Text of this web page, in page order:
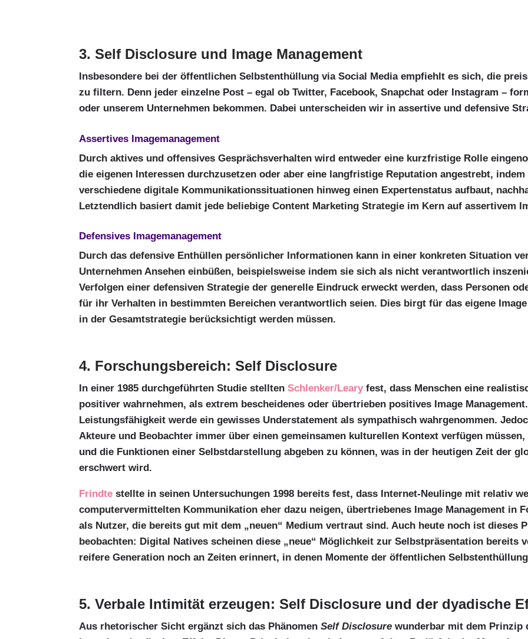
3. Self Disclosure und Image Management
Insbesondere bei der öffentlichen Selbstenthüllung via Social Media empfiehlt es sich, die
zu filtern. Denn jeder einzelne Post – egal ob Twitter, Facebook, Snapchat oder Instagram –
oder unserem Unternehmen bekommen. Dabei unterscheiden wir in assertive und defensive
Assertives Imagemanagement
Durch aktives und offensives Gesprächsverhalten wird entweder eine kurzfristige Rolle
die eigenen Interessen durchzusetzen oder aber eine langfristige Reputation angestrebt,
verschiedene digitale Kommunikationssituationen hinweg einen Expertenstatus aufbaut,
Letztendlich basiert damit jede beliebige Content Marketing Strategie im Kern auf assertivem
Defensives Imagemanagement
Durch das defensive Enthüllen persönlicher Informationen kann in einer konkreten Situation
Unternehmen Ansehen einbüßen, beispielsweise indem sie sich als nicht verantwortlich
Verfolgen einer defensiven Strategie der generelle Eindruck erweckt werden, dass Personen
für ihr Verhalten in bestimmten Bereichen verantwortlich seien. Dies birgt für das eigene
in der Gesamtstrategie berücksichtigt werden müssen.
4. Forschungsbereich: Self Disclosure
In einer 1985 durchgeführten Studie stelltenSchlenker/Learyfest, dass Menschen eine
positiver wahrnehmen, als extrem bescheidenes oder übertrieben positives Image
Leistungsfähigkeit werde ein gewisses Understatement als sympathisch wahrgenommen.
Akteure und Beobachter immer über einen gemeinsamen kulturellen Kontext verfügen
und die Funktionen einer Selbstdarstellung abgeben zu können, was in der heutigen Zeit der
erschwert wird.
Frindte stellte in seinen Untersuchungen 1998 bereits fest, dass Internet-Neulinge mit relativ
computervermittelten Kommunikation eher dazu neigen, übertriebenes Image Management in
als Nutzer, die bereits gut mit dem „neuen“ Medium vertraut sind. Auch heute noch ist dieses
beobachten: Digital Natives scheinen diese „neue“ Möglichkeit zur Selbstpräsentation bereits
reifere Generation noch an Zeiten erinnert, in denen Momente der öffentlichen
5. Verbale Intimität erzeugen: Self Disclosure und der dyadische
Aus rhetorischer Sicht ergänzt sich das PhänomenSelf Disclosure wunderbar mit dem Prinzip